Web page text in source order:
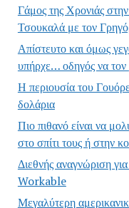
Γάμος της Χρονιάς
Τσουκαλά με τον
Απίστευτο και όμως
υπήρχε… οδηγός να τον
Η περιουσία του
δολάρια
Πιο πιθανό είναι να
στο σπίτι τους ή στην
Διεθνής αναγνώριση
Workable
Μεγαλύτερη